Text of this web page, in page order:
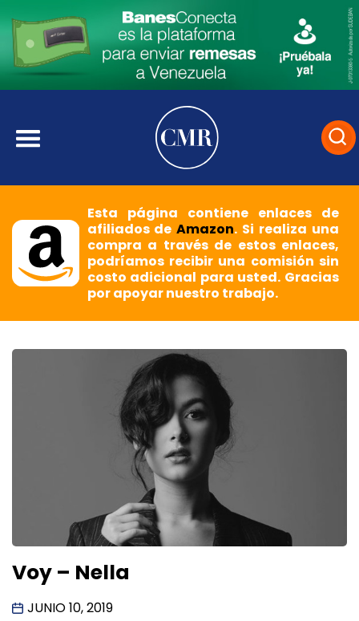
Esta página contiene enlaces de
afiliados deAmazon. Si realiza una
compra a través de estos enlaces,
podríamos recibir una comisión sin
costo adicional para usted. Gracias
por apoyar nuestro trabajo.
Voy – Nella
JUNIO 10, 2019